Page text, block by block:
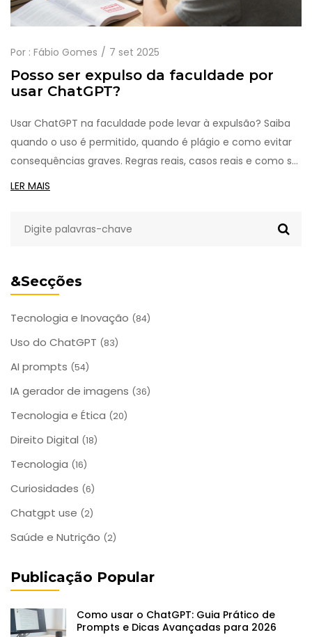
&Secções
Tecnologia e Inovação (84)
Uso do ChatGPT (83)
AI prompts (54)
IA gerador de imagens (36)
Tecnologia e Ética (20)
Direito Digital (18)
Tecnologia (16)
Curiosidades (6)
Chatgpt use (2)
Saúde e Nutrição (2)
Publicação Popular
Como usar o ChatGPT: Guia Prático de
Prompts e Dicas Avançadas para 2026
Por : Fábio Gomes 7 set 2025
Posso ser expulso da faculdade por
usar ChatGPT?
Usar ChatGPT na faculdade pode levar à expulsão? Saiba
quando o uso é permitido, quando é plágio e como evitar
consequências graves. Regras reais, casos reais e como se
proteger.
LER MAIS